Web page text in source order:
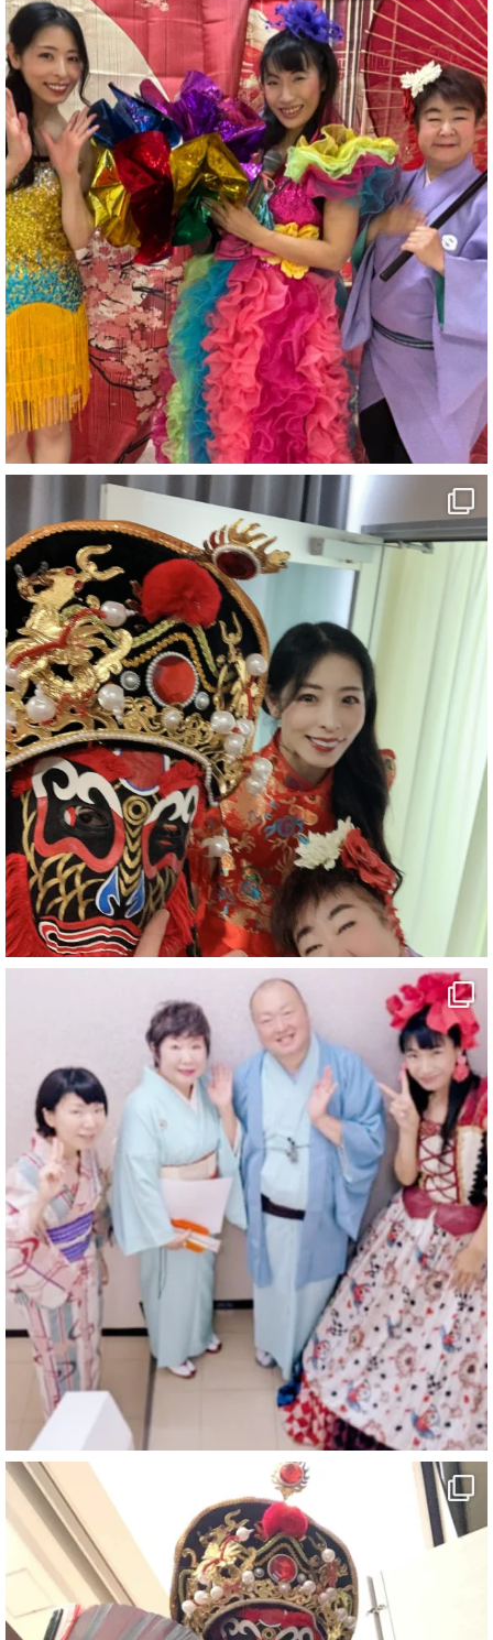
マジシャン派遣 パッションプリンセス【公式】 リツイート
女性マジシャン 荒木巴 @arakitomoe · 13h
浅草でマジックショーでした。
ご覧いただいた皆様、お世話になった皆様、あり
がとうございました。
その後に帰省ラッシュの中、13時間かけて四国へ
楽しい夏休みを
#マジックショー
#マジシャン 3
1 11 X
マジシャン派遣 パッションプリンセス【公式】
@comedy_illusion 22h
お疲れ様です
ブログ更新しました
「マジシャン和歌山旅 和歌山ラーメン和ん」
#企業公式がお疲れ様を言い合う
#旅行好きな人と繋がりたい
#一人旅
#女性マジシャン
#出張マジック
#マジシャン派遣
#イリュージョン
#和歌山県
#白浜町
#変面ショー
#イベント
#宴会
1 9
さらに読み込む